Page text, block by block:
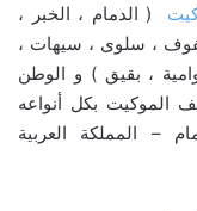
( الدمام ، الخبر ،
، سلوى ، سيهات ،
، بقيق ) و الوطن
الموكيت بكل أنواعه
– المملكة العربية